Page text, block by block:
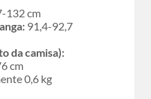
132 cm
91,4-92,7
da camisa):
cm
0,6 kg